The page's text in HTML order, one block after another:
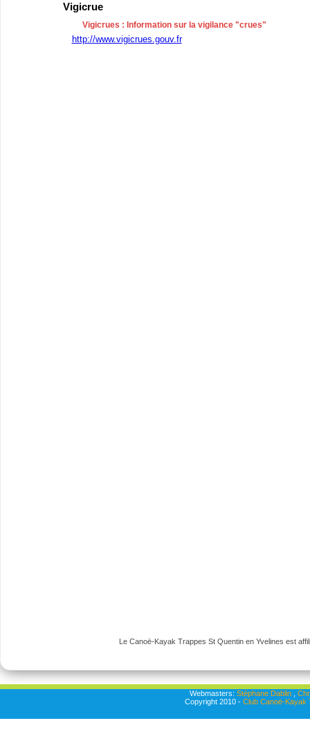
Vigicrue
Vigicrues : Information sur la vigilance "crues"
http://www.vigicrues.gouv.fr
Le Canoë-Kayak Trappes St Quentin en Yvelines est
Webmasters: Stéphane Dablin,
Copyright 2010 - Club Canoë-Kayak